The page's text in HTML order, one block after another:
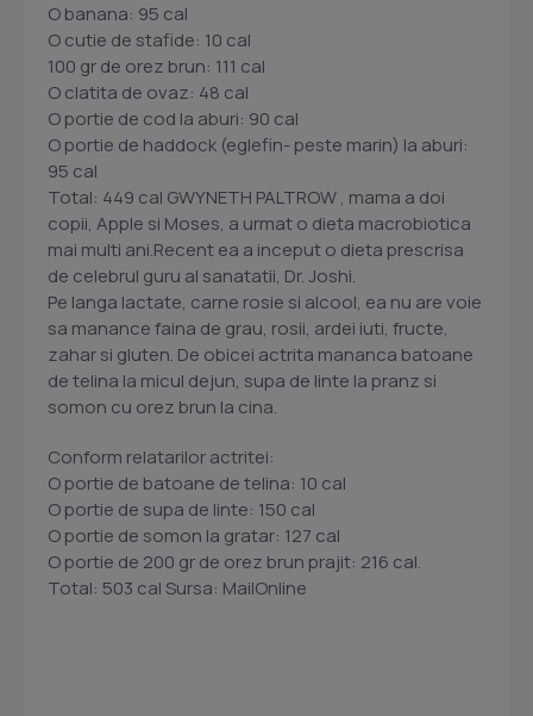
O banana: 95 cal
O cutie de stafide: 10 cal
100 gr de orez brun: 111 cal
O clatita de ovaz: 48 cal
O portie de cod la aburi: 90 cal
O portie de haddock (eglefin- peste marin) la aburi:
95 cal
Total: 449 cal GWYNETH PALTROW , mama a doi
copii, Apple si Moses, a urmat o dieta macrobiotica
mai multi ani.Recent ea a inceput o dieta prescrisa
de celebrul guru al sanatatii, Dr. Joshi.
Pe langa lactate, carne rosie si alcool, ea nu are voie
sa manance faina de grau, rosii, ardei iuti, fructe,
zahar si gluten. De obicei actrita mananca batoane
de telina la micul dejun, supa de linte la pranz si
somon cu orez brun la cina.
Conform relatarilor actritei:
O portie de batoane de telina: 10 cal
O portie de supa de linte: 150 cal
O portie de somon la gratar: 127 cal
O portie de 200 gr de orez brun prajit: 216 cal.
Total: 503 cal Sursa: MailOnline